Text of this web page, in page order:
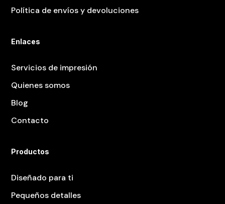
Política de envíos y devoluciones
Enlaces
Servicios de impresión
Quienes somos
Blog
Contacto
Productos
Diseñado para ti
Pequeños detalles